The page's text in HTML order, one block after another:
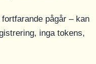
pågår – kan
inga tokens,